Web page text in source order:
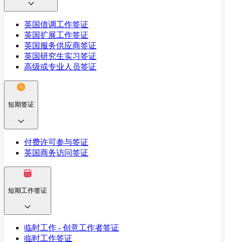
英国借调工作签证
英国扩展工作签证
英国服务供应商签证
英国研究生实习签证
高级或专业人员签证
短期签证
付费许可参与签证
英国商务访问签证
短期工作签证
临时工作 - 创意工作者签证
临时工作签证